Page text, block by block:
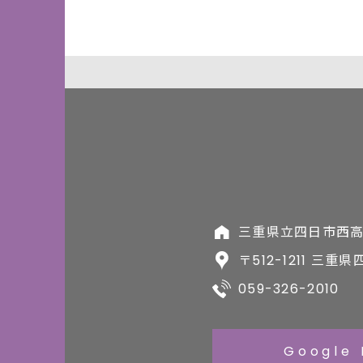
三重県立四日市西
〒512-1211 三重県
059-326-2010
Google